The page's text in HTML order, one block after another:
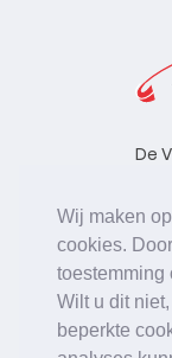
Wij maken
cookies.
toestemming
Wilt u dit
beperkte
De